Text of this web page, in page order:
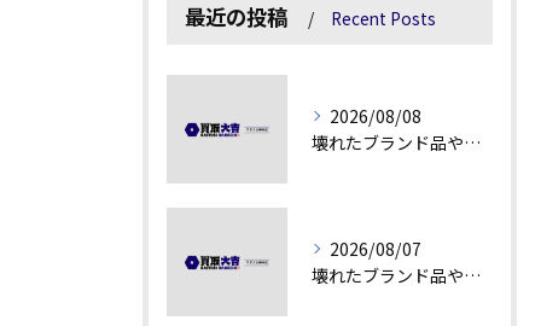
最近の投稿 Recent Posts
2026/08/08
壊れたブランド品や汚れアクセサリーの買取価値解説
2026/08/07
壊れたブランド品や古物の価値を見極める秘訣